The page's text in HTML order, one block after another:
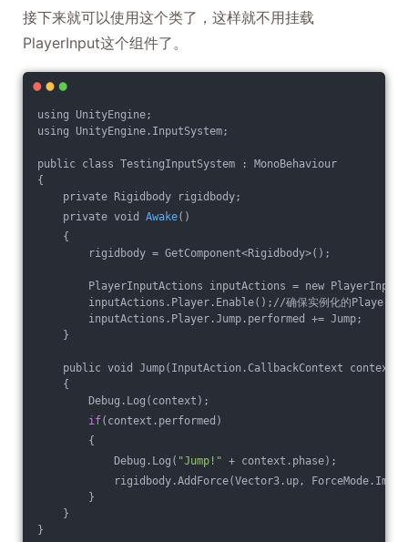
接下来就可以使用这个类了，这样就不用挂载
PlayerInput这个组件了。
using UnityEngine;
using UnityEngine.InputSystem;
public class TestingInputSystem : MonoBehaviour
{
private Rigidbody rigidbody;
private void Awake()
{
rigidbody = GetComponent<Rigidbody>();
PlayerInputActions inputActions = new
inputActions.Player.Enable();//确保实例化的
inputActions.Player.Jump.performed += Jump;
}
public void Jump(InputAction.CallbackContext context)
{
Debug.Log(context);
if(context.performed)
{
Debug.Log( "Jump!" + context.phase);
rigidbody.AddForce(Vector3.up,
}
}
}